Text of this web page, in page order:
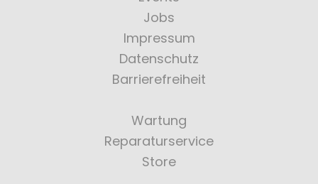
Jobs
Impressum
Datenschutz
Barrierefreiheit
Wartung
Reparaturservice
Store